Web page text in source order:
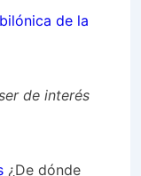
de la
de interés
¿De dónde